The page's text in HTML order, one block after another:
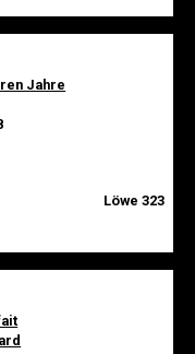
Jahre
Löwe 323